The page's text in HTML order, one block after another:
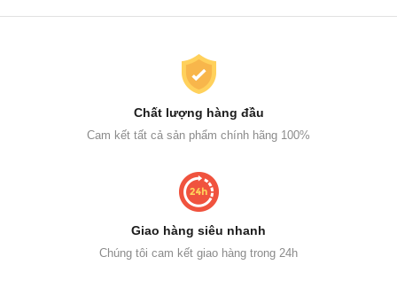
Chất lượng hàng đầu
Cam kết tất cả sản phẩm chính hãng 100%
Giao hàng siêu nhanh
Chúng tôi cam kết giao hàng trong 24h